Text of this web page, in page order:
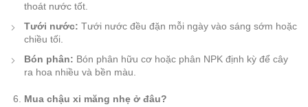
thoát nước tốt.
Tưới nước: Tưới nước đều đặn mỗi ngày vào sáng sớm hoặc
chiều tối.
Bón phân: Bón phân hữu cơ hoặc phân NPK định kỳ để cây
ra hoa nhiều và bền màu.
Mua chậu xi măng nhẹ ở đâu?